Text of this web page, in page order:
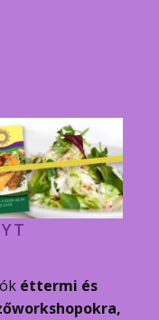
éttermi és